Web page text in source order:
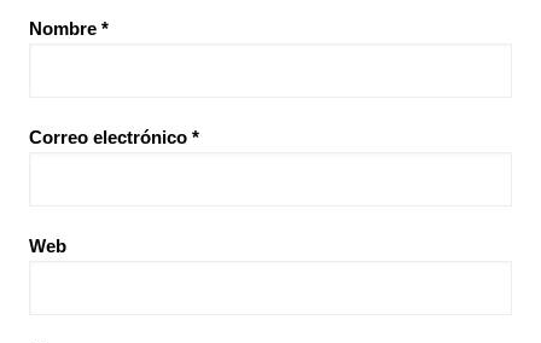
Nombre *
Correo electrónico *
Web